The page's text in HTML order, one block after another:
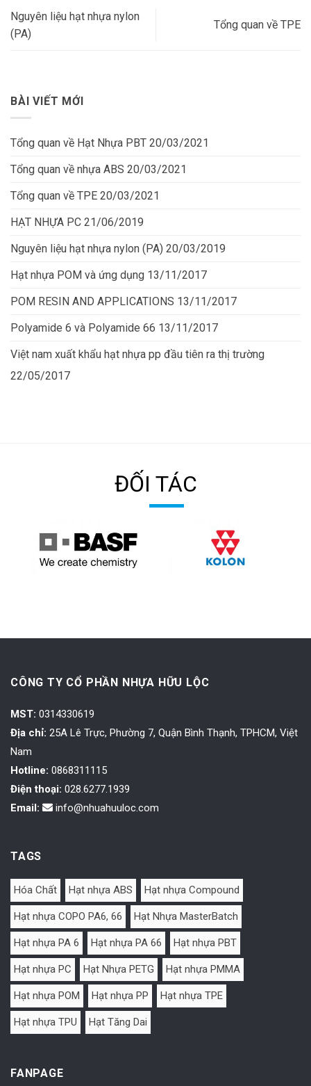
Nguyên liệu hạt nhựa nylon
(PA)
Tổng quan về TPE
BÀI VIẾT MỚI
Tổng quan về Hạt Nhựa PBT 20/03/2021
Tổng quan về nhựa ABS 20/03/2021
Tổng quan về TPE 20/03/2021
HẠT NHỰA PC 21/06/2019
Nguyên liệu hạt nhựa nylon (PA) 20/03/2019
Hạt nhựa POM và ứng dụng 13/11/2017
POM RESIN AND APPLICATIONS 13/11/2017
Polyamide 6 và Polyamide 66 13/11/2017
Việt nam xuất khẩu hạt nhựa pp đầu tiên ra thị trường
22/05/2017
ĐỐI TÁC
CÔNG TY CỔ PHẦN NHỰA HỮU LỘC
MST: 0314330619
Địa chỉ: 25A Lê Trực, Phường 7, Quận Bình Thạnh, TPHCM, Việt
Nam
Hotline: 0868311115
Điện thoại: 028.6277.1939
Email:
info@nhuahuuloc.com
TAGS
Hóa Chất Hạt nhựa ABS Hạt nhựa Compound
Hạt nhựa COPO PA6, 66 Hạt Nhựa MasterBatch
Hạt nhựa PA 6 Hạt nhựa PA 66 Hạt nhựa PBT
Hạt nhựa PC Hạt Nhựa PETG Hạt nhựa PMMA
Hạt nhựa POM Hạt nhựa PP Hạt nhựa TPE
Hạt nhựa TPU Hạt Tăng Dai
FANPAGE